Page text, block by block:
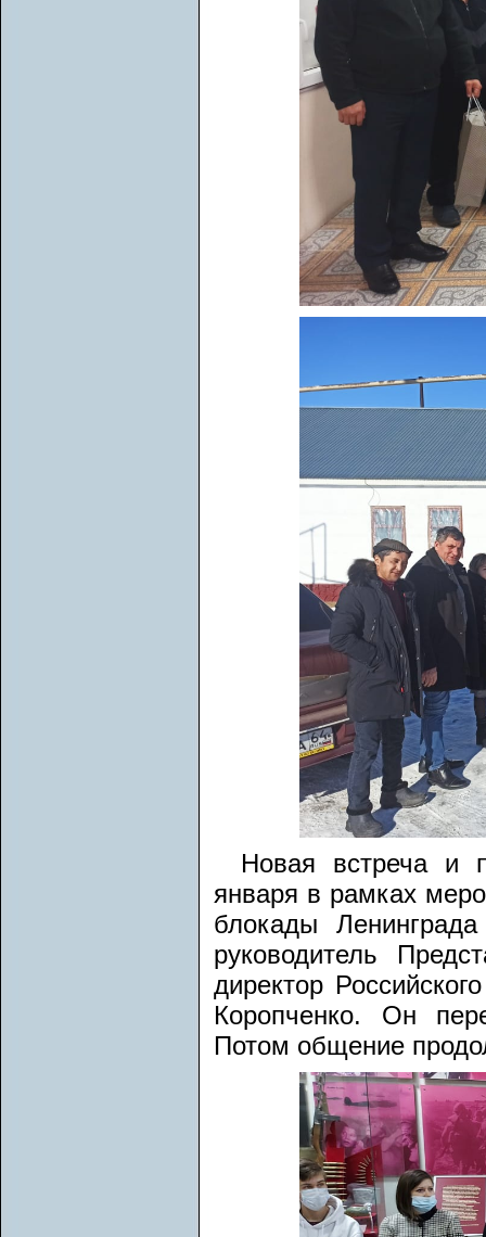
Новая встреча и
января в рамках
блокады
руководитель
директор
Коропченко. Он
Потом общение